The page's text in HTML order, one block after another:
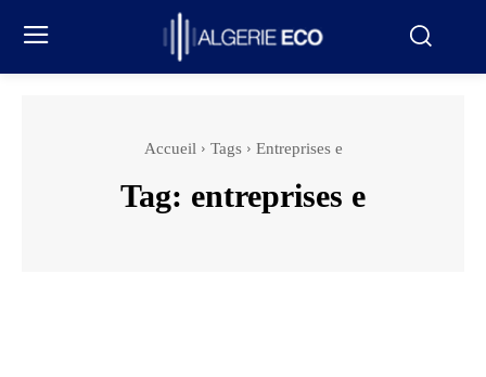
Accueil Tags Entreprises e
Tag: entreprises e